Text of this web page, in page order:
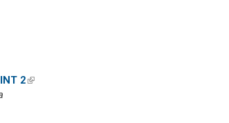
is external)
2(link is external)